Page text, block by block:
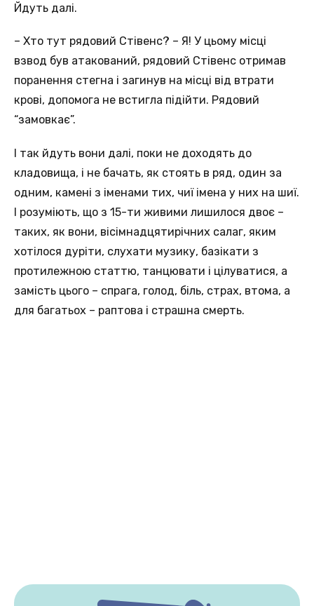
Йдуть далі.
– Хто тут рядовий Стівенс? – Я! У цьому місці
взвод був атакований, рядовий Стівенс отримав
поранення стегна і загинув на місці від втрати
крові, допомога не встигла підійти. Рядовий
“замовкає”.
І так йдуть вони далі, поки не доходять до
кладовища, і не бачать, як стоять в ряд, один за
одним, камені з іменами тих, чиї імена у них на шиї.
І розуміють, що з 15-ти живими лишилося двоє –
таких, як вони, вісімнадцятирічних салаг, яким
хотілося дуріти, слухати музику, базікати з
протилежною статтю, танцювати і цілуватися, а
замість цього – спрага, голод, біль, страх, втома, а
для багатьох – раптова і страшна смерть.